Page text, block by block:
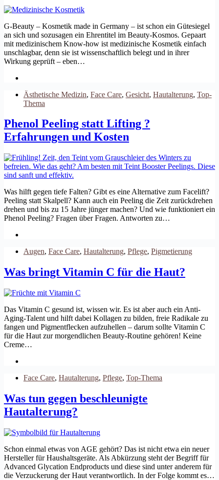
G-Beauty – Kosmetik made in Germany – ist schon ein Gütesiegel
an sich und sozusagen ein Ehrentitel im Beauty-Kosmos. Gepaart
mit medizinischem Know-how ist medizinische Kosmetik einfach
unschlagbar, denn sie ist wissenschaftlich belegt und in ihrer
Wirkung geprüft – eben…
Ästhetische Medizin, Face Care, Gesicht, Hautalterung, Top-
Thema
Phenol Peeling statt Lifting ?
Erfahrungen und Kosten
Was hilft gegen tiefe Falten? Gibt es eine Alternative zum Facelift?
Peeling statt Skalpell? Kann auch ein Peeling die Zeit zurückdrehen
drehen und bis zu 15 Jahre jünger machen? Und wie funktioniert ein
Phenol Peeling? Fragen über Fragen. Antworten zu…
Augen, Face Care, Hautalterung, Pflege, Pigmetierung
Was bringt Vitamin C für die Haut?
Das Vitamin C gesund ist, wissen wir. Es ist aber auch ein Anti-
Aging-Talent und hilft dabei Kollagen zu bilden, freie Radikale zu
fangen und Pigmentflecken aufzuhellen – darum sollte Vitamin C
für die Haut zur morgendlichen Beauty-Routine gehören! Keine
Creme…
Face Care, Hautalterung, Pflege, Top-Thema
Was tun gegen beschleunigte
Hautalterung?
Schon einmal etwas von AGE gehört? Das ist nicht etwa ein neuer
Hersteller für Haushaltsgeräte. Als Abkürzung steht der Begriff für
Advanced Glycation Endproducts und diese sind unter anderem für
die Verzuckerung der Haut verantwortlich. In der Folge kommt es…